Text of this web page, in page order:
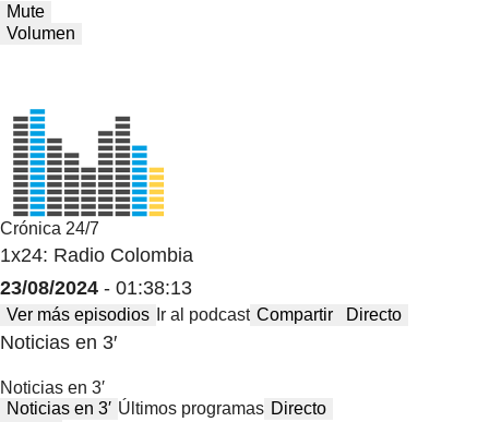
Mute
Volumen
Crónica 24/7
1x24: Radio Colombia
23/08/2024 - 01:38:13
Ver más episodios Ir al podcast Compartir Directo
Noticias en 3′
Noticias en 3′
Noticias en 3′ Últimos programas Directo